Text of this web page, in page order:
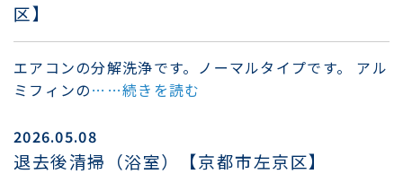
区】
エアコンの分解洗浄です。ノーマルタイプです。 アル
ミフィンの……続きを読む
2026.05.08
退去後清掃（浴室）【京都市左京区】